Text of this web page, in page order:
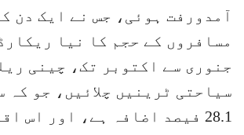
آمدورفت ہوئی، جس نے ایک دن
مسافروں کے حجم کا نیا
سیاحتی ٹرینیں چلائیں، جو کہ
28.1 فیصد اضافہ ہے، اور اس